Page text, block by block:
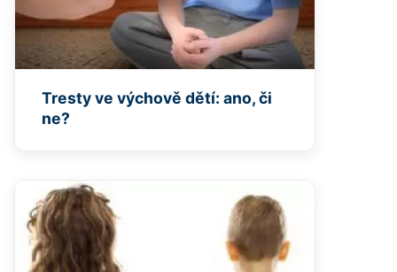
Tresty ve výchově dětí: ano, či
ne?